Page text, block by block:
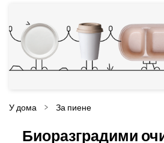
У дома За пиене
Биоразградими